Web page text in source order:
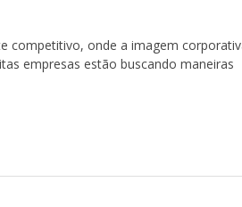
competitivo, onde a imagem
empresas estão buscando maneiras